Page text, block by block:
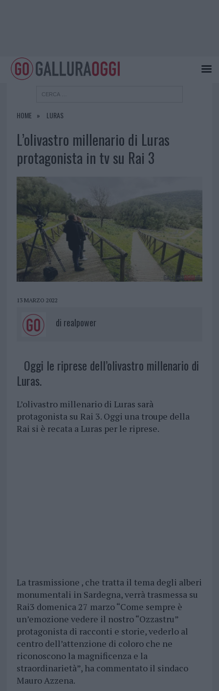
HOME LURAS
L’olivastro millenario di Luras
protagonista in tv su Rai 3
13 MARZO 2022
di realpower
Oggi le riprese dell’olivastro millenario di
Luras.
L’olivastro millenario di Luras sarà
protagonista su Rai 3. Oggi una troupe della
Rai si è recata a Luras per le riprese.
La trasmissione , che tratta il tema degli alberi
monumentali in Sardegna, verrà trasmessa su
Rai3 domenica 27 marzo “Come sempre è
un’emozione vedere il nostro “Ozzastru”
protagonista di racconti e storie, vederlo al
centro dell’attenzione di coloro che ne
riconoscono la magnificenza e la
straordinarietà”, ha commentato il sindaco
Mauro Azzena.